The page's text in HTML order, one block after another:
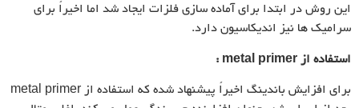
این روش در ابتدا برای آماده سازی فلزات ایجاد شد اما اخیراً برای
سرامیک ها نیز اندیکاسیون دارد.
استفاده از metal primer
:
برای افزایش باندینگ اخیراً پیشنهاد شده که استفاده از metal primer